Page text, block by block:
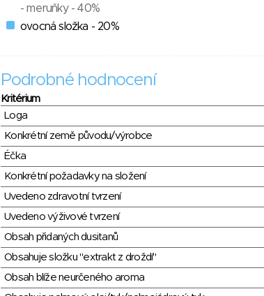
- meruňky - 40%
ovocná složka - 20%
Podrobné hodnocení
Kritérium
Loga
Konkrétní země původu/výrobce
Éčka
Konkrétní požadavky na složení
Uvedeno zdravotní tvrzení
Uvedeno výživové tvrzení
Obsah přidaných dusitanů
Obsahuje složku "extrakt z droždí"
Obsah blíže neurčeného aroma